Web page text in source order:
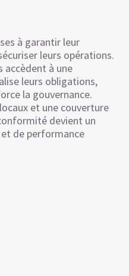
à garantir leur
leurs opérations.
accèdent à une
leurs obligations,
la gouvernance.
et une couverture
devient un
de performance